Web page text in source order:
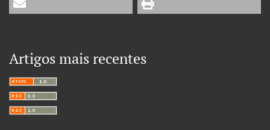
Artigos mais recentes